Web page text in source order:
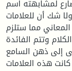
لمشابهته اسم
شك أن للعلامات
المعاني مما ستلزم
وتتم الفائدة
إلى ذهن السامع
هذه العلامات